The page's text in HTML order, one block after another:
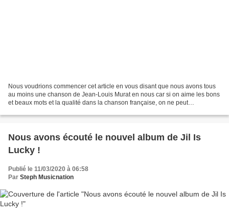
Nous voudrions commencer cet article en vous disant que nous avons tous
au moins une chanson de Jean-Louis Murat en nous car si on aime les bons
et beaux mots et la qualité dans la chanson française, on ne peut
Nous avons écouté le nouvel album de Jil Is
Lucky !
Publié le 11/03/2020 à 06:58
Par Steph Musicnation